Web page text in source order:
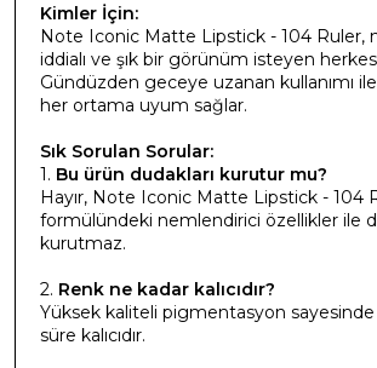
Kimler İçin:
Note Iconic Matte Lipstick - 104 Ruler,
iddialı ve şık bir görünüm isteyen
Gündüzden geceye uzanan kullanımı
her ortama uyum sağlar.
Sık Sorulan Sorular:
1. Bu ürün dudakları kurutur mu?
Hayır, Note Iconic Matte Lipstick - 104
formülündeki nemlendirici özellikler ile
kurutmaz.
2. Renk ne kadar kalıcıdır?
Yüksek kaliteli pigmentasyon
süre kalıcıdır.